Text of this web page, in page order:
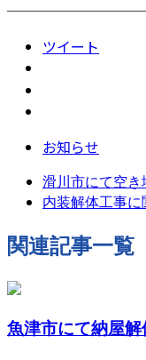
ツイート
お知らせ
滑川市にて空
内装解体工事に
関連記事一覧
魚津市にて納屋